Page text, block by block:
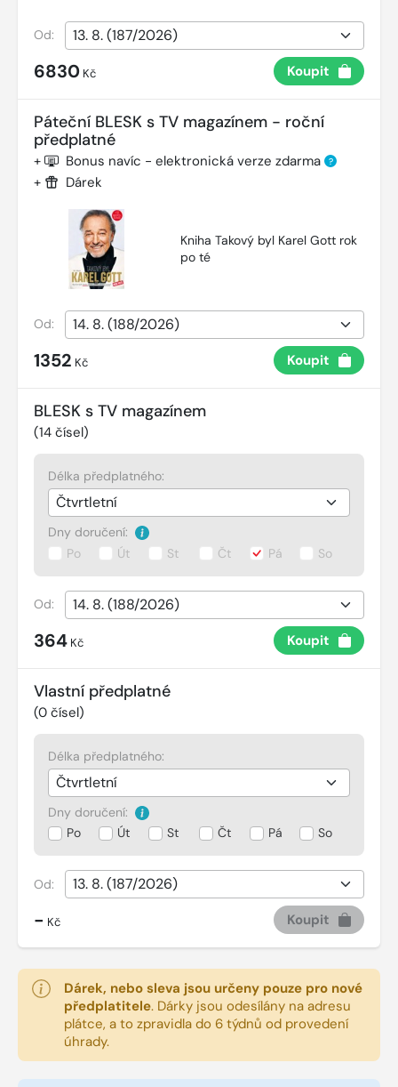
Od:
6830 Kč Koupit
Páteční BLESK s TV magazínem - roční
předplatné
+ Bonus navíc - elektronická verze zdarma ?
+ Dárek
Kniha Takový byl Karel Gott rok
po té
Od:
1352 Kč Koupit
BLESK s TV magazínem
(14 čísel)
Délka předplatného:
Dny doručení:
Po
Út St Čt Pá So
Od:
364 Kč Koupit
Vlastní předplatné
(0 čísel)
Délka předplatného:
Dny doručení:
Po
Út St Čt Pá So
Od:
- Kč Koupit
Dárek, nebo sleva jsou určeny pouze pro nové
předplatitele. Dárky jsou odesílány na adresu
plátce, a to zpravidla do 6 týdnů od provedení
úhrady.